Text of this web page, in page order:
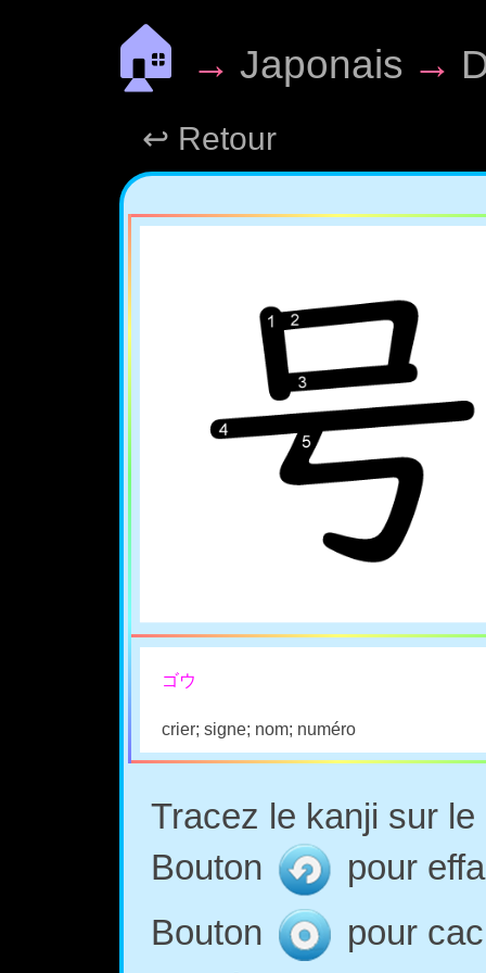
🏠 → Japonais →
↩ Retour
ゴウ
crier; signe; nom; numéro
Tracez le kanji sur
Bouton
pour
Bouton
pour